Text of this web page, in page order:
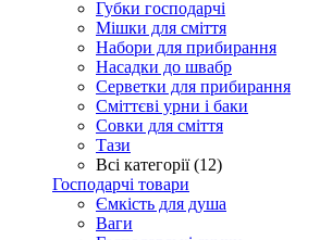
Губки господарчі
Мішки для сміття
Набори для прибирання
Насадки до швабр
Серветки для прибирання
Сміттєві урни і баки
Совки для сміття
Тази
Всі категорії (12)
Господарчі товари
Ємкість для душа
Ваги